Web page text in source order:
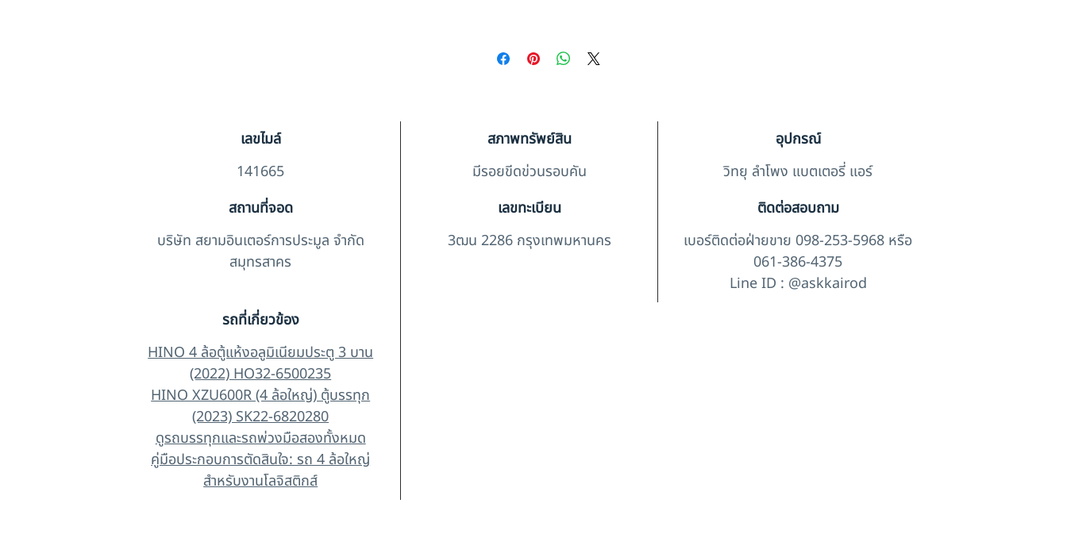
เลขไมล์
141665
สภาพทรัพย์สิน
มีรอยขีดข่วนรอบคัน
อุปกรณ์
วิทยุ ลำโพง แบตเตอรี่ แอร์
สถานที่จอด
บริษัท สยามอินเตอร์การประมูล จำกัด
สมุทรสาคร
เลขทะเบียน
3ฒน 2286 กรุงเทพมหานคร
ติดต่อสอบถาม
เบอร์ติดต่อฝ่ายขาย 098-253-5968 หรือ
061-386-4375
Line ID : @askkairod
รถที่เกี่ยวข้อง
HINO 4 ล้อตู้แห้งอลูมิเนียมประตู 3 บาน
(2022) HO32-6500235
HINO XZU600R (4 ล้อใหญ่) ตู้บรรทุก
(2023) SK22-6820280
ดูรถบรรทุกและรถพ่วงมือสองทั้งหมด
คู่มือประกอบการตัดสินใจ: รถ 4 ล้อใหญ่
สำหรับงานโลจิสติกส์